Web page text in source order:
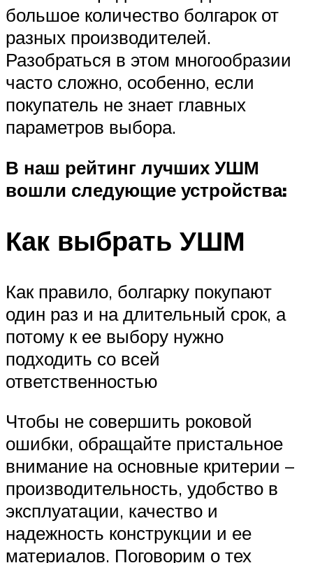
большое количество болгарок от
разных производителей.
Разобраться в этом многообразии
часто сложно, особенно, если
покупатель не знает главных
параметров выбора.
В наш рейтинг лучших УШМ
вошли следующие устройства:
Как выбрать УШМ
Как правило, болгарку покупают
один раз и на длительный срок, а
потому к ее выбору нужно
подходить со всей
ответственностью
Чтобы не совершить роковой
ошибки, обращайте пристальное
внимание на основные критерии –
производительность, удобство в
эксплуатации, качество и
надежность конструкции и ее
материалов. Поговорим о тех